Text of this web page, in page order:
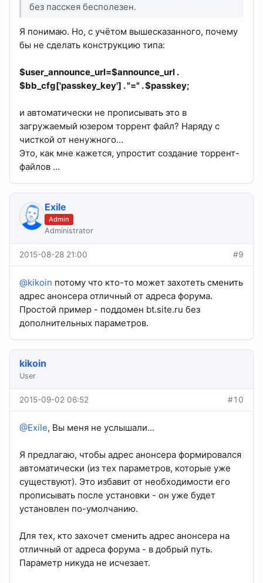
без пасскея бесполезен.
Я понимаю. Но, с учётом вышесказанного, почему
бы не сделать конструкцию типа:
$user_announce_url=$announce_url .
$bb_cfg['passkey_key'] . "=" . $passkey;
и автоматически не прописывать это в
загружаемый юзером торрент файл? Наряду с
чисткой от ненужного...
Это, как мне кажется, упростит создание торрент-
файлов ...
Exile
Admin
Administrator
2015-08-28 21:00 #9
@kikoin потому что кто-то может захотеть сменить
адрес анонсера отличный от адреса форума.
Простой пример - поддомен bt.site.ru без
дополнительных параметров.
kikoin
User
2015-09-02 06:52 #10
@Exile, Вы меня не услышали...
Я предлагаю, чтобы адрес анонсера формировался
автоматически (из тех параметров, которые уже
существуют). Это избавит от необходимости его
прописывать после установки - он уже будет
установлен по-умолчанию.
Для тех, кто захочет сменить адрес анонсера на
отличный от адреса форума - в добрый путь.
Параметр никуда не исчезает.